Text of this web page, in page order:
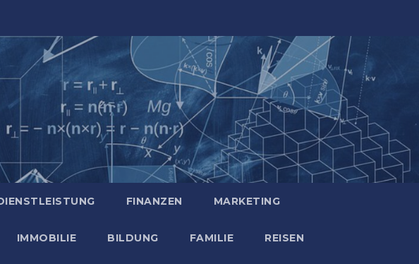
FINANZEN MARKETING
IMMOBILIE BILDUNG FAMILIE REISEN